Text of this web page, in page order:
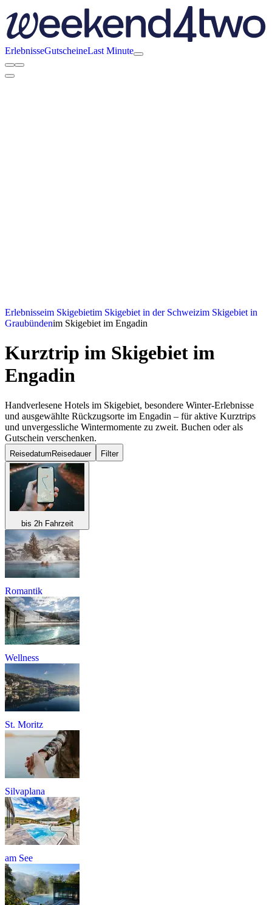
ErlebnisseGutscheineLast Minute
Erlebnisseim Skigebietim Skigebiet in der Schweizim Skigebiet in
Graubündenim Skigebiet im Engadin
Kurztrip im Skigebiet im
Engadin
Handverlesene Hotels im Skigebiet, besondere Winter-Erlebnisse
und ausgewählte Rückzugsorte im Engadin – für aktive Kurztrips
und unvergessliche Wintermomente zu zweit. Buchen oder als
Gutschein verschenken.
Reisedatum Reisedauer Filter
bis 2h Fahrzeit
Romantik
Wellness
St. Moritz
Silvaplana
am See